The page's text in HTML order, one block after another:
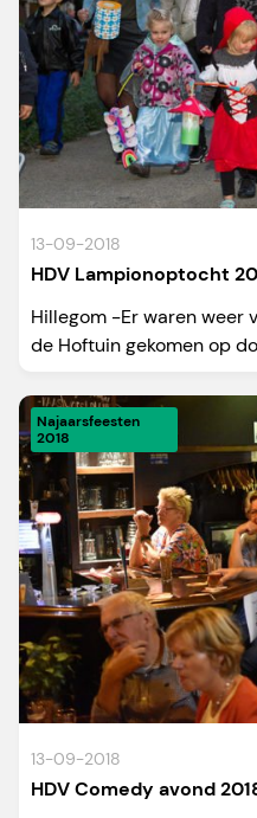
13-09-2018
HDV Lampionoptocht
Hillegom -Er waren weer
de Hoftuin gekomen op
Najaarsfeesten
2018
13-09-2018
HDV Comedy avond